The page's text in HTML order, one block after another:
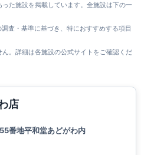
た施設を掲載しています。全施設は下の一
査・基準に基づき、特におすすめする項目
。詳細は各施設の公式サイトをご確認くだ
店
番地平和堂あどがわ内